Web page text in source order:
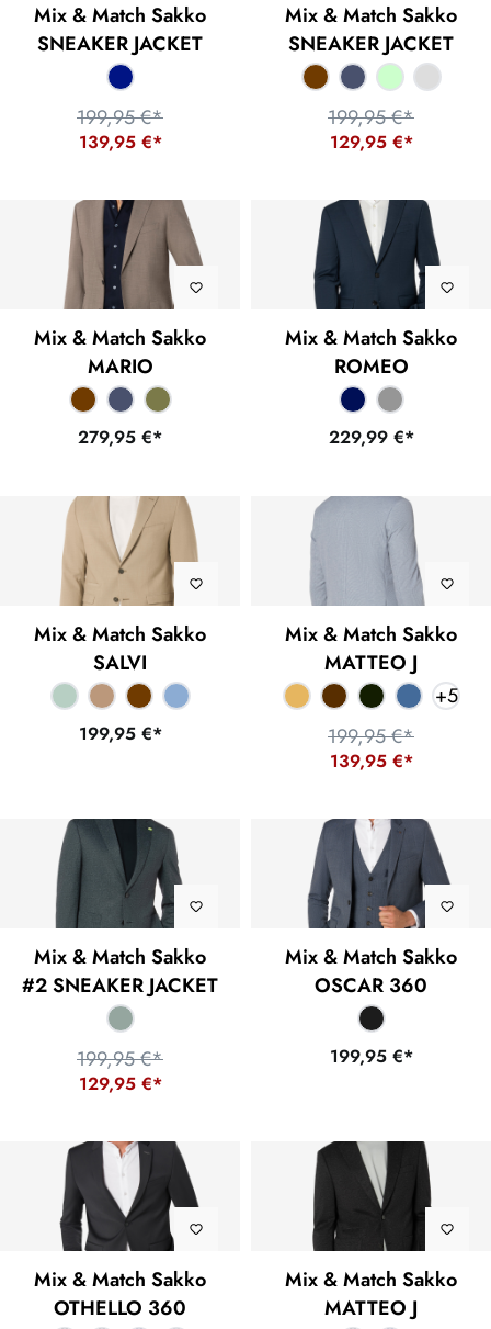
Mix & Match Sakko
SNEAKER JACKET
139,95 €*
199,95 €*
Mix & Match Sakko
SNEAKER JACKET
129,95 €*
199,95 €*
Mix & Match Sakko
MARIO
279,95 €*
Mix & Match Sakko
ROMEO
229,99 €*
Mix & Match Sakko
SALVI
199,95 €*
Mix & Match Sakko
MATTEO J
+5
139,95 €*
199,95 €*
Mix & Match Sakko
#2 SNEAKER JACKET
129,95 €*
199,95 €*
Mix & Match Sakko
OSCAR 360
199,95 €*
Mix & Match Sakko
OTHELLO 360
Mix & Match Sakko
MATTEO J